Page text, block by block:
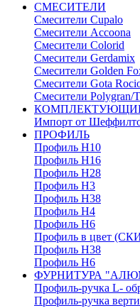
СМЕСИТЕЛИ
Cмесители Cupalo
Смесители Accoona
Смесители Colorid
Смесители Gerdamix
Смесители Golden
Смесители Gota
Смесители Polygran/
КОМПЛЕКТУЮЩИЕ
Импорт от
ПРОФИЛЬ
Профиль H10
Профиль H16
Профиль H28
Профиль H3
Профиль H38
Профиль H4
Профиль H6
Профиль в цвет
Профиль H38
Профиль H6
ФУРНИТУРА
Профиль-ручка L-
Профиль-ручка